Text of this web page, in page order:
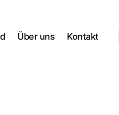
Über uns Kontakt